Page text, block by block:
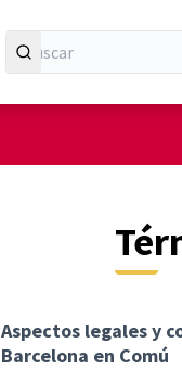
Aspectos legales y
Barcelona en Comú